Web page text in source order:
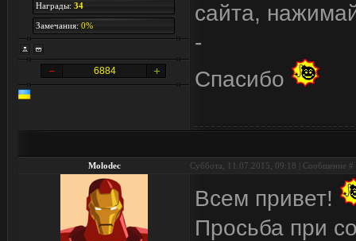
Награды: 34
Замечания: 0%
6884
сайта,
-
Спасибо
Molodec Суббота, 11.07.2015, 09:18 | Сообщение #
Всем привет!
Просьба при